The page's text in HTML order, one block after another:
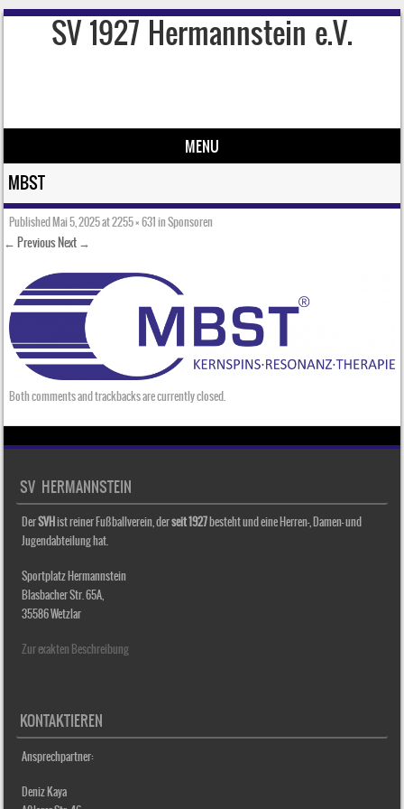
SV 1927 Hermannstein e.V.
MENU
Skip to content
MBST
PublishedMai 5, 2025at2255 × 631inSponsoren
← PreviousNext →
Both comments and trackbacks are currently closed.
SV HERMANNSTEIN
DerSVH ist reiner Fußballverein, derseit 1927 besteht und eine Herren-, Damen- und
Jugendabteilung hat.
Sportplatz Hermannstein
Blasbacher Str. 65A,
35586 Wetzlar
Zur exakten Beschreibung
KONTAKTIEREN
Ansprechpartner:
Deniz Kaya